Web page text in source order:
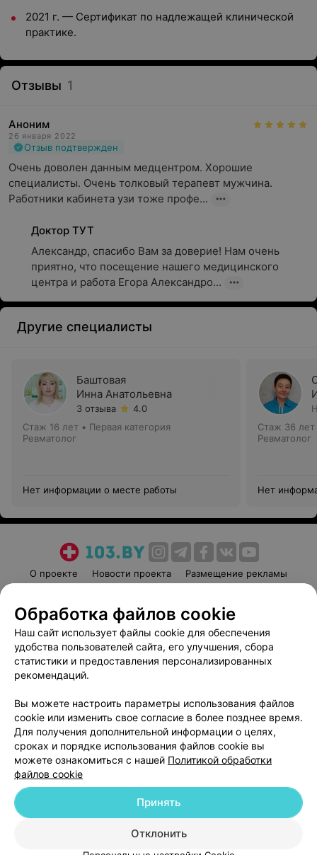
2021 г. — Сертификат по надлежащей клинической
практике.
Отзывы 1
Аноним
26 января 2022
Отзыв подтвержден
Очень доволен данным медцентром. Хорошие
специалисты. Очень толковый терапевт мужчина.
Работники кабинета узи тоже профе...
Доктор ТУТ
Александр, спасибо Вам за доверие! Нам очень
приятно, что посещение нашего медицинского
центра и работа Егора Александро...
Другие специалисты
Баштовая
Инна Анатольевна
3 отзыва
4.0
Стаж 16 лет • Первая категория
Ревматолог
Нет информации о месте работы
Стаж 36 лет
Ревматолог
Нет
О проекте Новости проекта
Размещение рекламы
Пользовательское соглашение
Способы оплаты
Вакансии
Партнеры
Написать руководителю 103.by
Обработка персональных данных
© 2026 ООО «Артокс Лаб», УНП 191700409
| 220012, Республика Беларусь,
Служба поддержки +375 291212755
Обработка файлов cookie
Наш сайт использует файлы cookie для обеспечения
удобства пользователей сайта, его улучшения, сбора
статистики и предоставления персонализированных
рекомендаций.
Вы можете настроить параметры использования файлов
cookie или изменить свое согласие в более позднее время.
Для получения дополнительной информации о целях,
сроках и порядке использования файлов cookie вы
можете ознакомиться с нашей Политикой обработки
файлов cookie
Отклонить
Принять